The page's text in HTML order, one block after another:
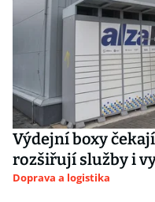
Výdejní boxy
rozšiřují služby i
Doprava a logistika